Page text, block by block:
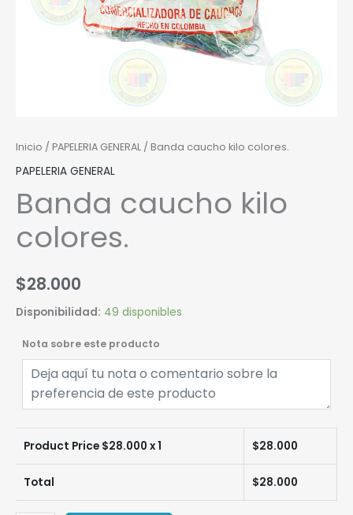
Inicio / PAPELERIA GENERAL / Banda caucho kilo colores.
PAPELERIA GENERAL
Banda caucho kilo
colores.
$28.000
Disponibilidad: 49 disponibles
Nota sobre este producto
Product Price $28.000 x 1 $28.000
Total $28.000